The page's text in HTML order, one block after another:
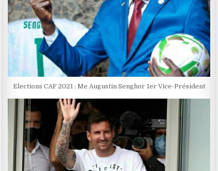
Elections CAF 2021 : Me Augustin Senghor 1er Vice-Président